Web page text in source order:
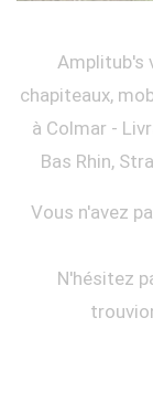
Amplitub's
chapiteaux,
à Colmar -
Bas Rhin,
Vous n'avez
N'hésitez